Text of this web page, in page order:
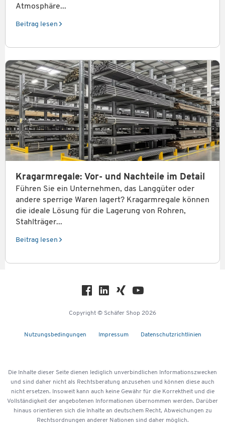
Atmosphäre...
Beitrag lesen
Kragarmregale: Vor- und Nachteile im Detail
Führen Sie ein Unternehmen, das Langgüter oder
andere sperrige Waren lagert? Kragarmregale können
die ideale Lösung für die Lagerung von Rohren,
Stahlträger...
Beitrag lesen
Copyright © Schäfer Shop 2026
Nutzungsbedingungen Impressum Datenschutzrichtlinien
Die Inhalte dieser Seite dienen lediglich unverbindlichen Informationszwecken
und sind daher nicht als Rechtsberatung anzusehen und können diese auch
nicht ersetzen. Insoweit kann auch keine Gewähr für die Korrektheit und die
Vollständigkeit der angebotenen Informationen übernommen werden. Darüber
hinaus orientieren sich die Inhalte an deutschem Recht, Abweichungen zu
Rechtsordnungen anderer Nationen sind daher möglich.